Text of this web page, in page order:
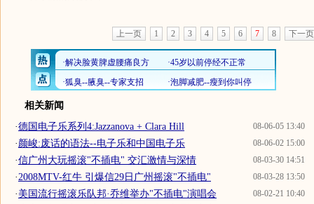
上一页 1 2 3 4 5 6 7 8 下一页
相关新闻
08-06-05 13:40
·德国电子乐系列4:Jazzanova + Clara Hill
08-06-02 15:00
·颜峻:废话的语法--电子乐和中国电子乐
08-03-30 14:51
·信广州大玩摇滚"不插电" 交汇激情与深情
08-03-28 13:50
·2008MTV-红牛 引爆信29日广州摇滚"不插电"
08-02-21 10:40
·美国流行摇滚乐队邦·乔维举办"不插电"演唱会